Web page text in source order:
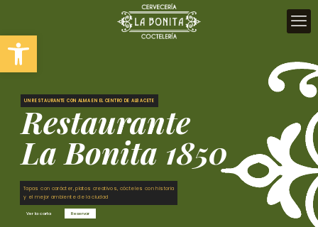
Abrir barra de herramientas
Ver la carta
UN RESTAURANTE CON ALMA EN EL CENTRO DE ALBACETE
Restaurante
La Bonita 1850
Tapas con carácter, platos creativos, cócteles con historia
y el mejor ambiente de la ciudad
Reservar